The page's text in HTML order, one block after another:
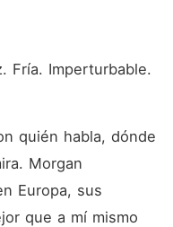
Fría. Imperturbable.
quién habla, dónde
Morgan
Europa, sus
que a mí mismo